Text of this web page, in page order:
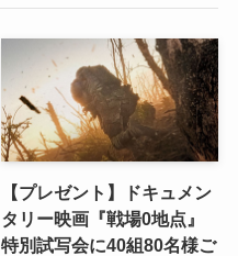
【プレゼント】ドキュメン
タリー映画『戦場0地点』
特別試写会に40組80名様ご